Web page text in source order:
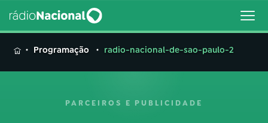
MENUProgramação radio-nacional-de-sao-paulo-2
PARCEIROS E PUBLICIDADE